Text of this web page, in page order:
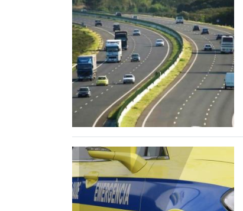
Imagem
Imagem